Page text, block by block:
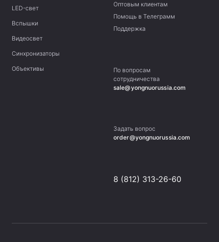
LED-свет
Вспышки
Видеосвет
Синхронизаторы
Объективы
Оптовым клиентам
Помощь в Телеграмм
Поддержка
По вопросам
сотрудничества
sale@yongnuorussia.com
Задать вопрос
order@yongnuorussia.com
8 (812) 313-26-60